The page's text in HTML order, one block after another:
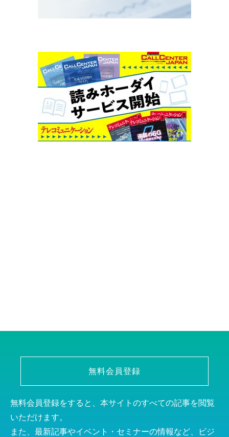
無料会員登録
無料会員登録をすると、本サイトのすべての記事を閲覧
いただけます。
また、最新記事やイベント・セミナーの情報など、ビジ